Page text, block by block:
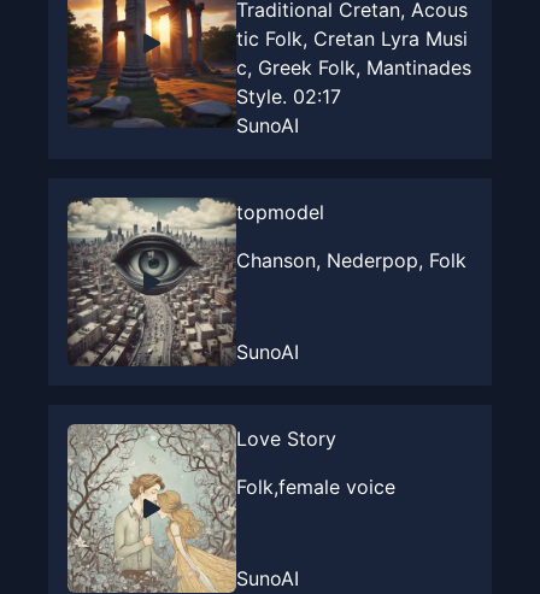
Traditional Cretan, Acous
tic Folk, Cretan Lyra Musi
c, Greek Folk, Mantinades
Style. 02:17
SunoAI
topmodel
Chanson, Nederpop, Folk
SunoAI
Love Story
Folk,female voice
SunoAI